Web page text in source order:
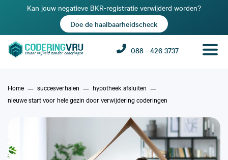
Kan jouw negatieve BKR-registratie verwijderd worden?
Doe de haalbaarheidscheck
088 - 426 3737
Home succesverhalen
hypotheek afsluiten
nieuwe start voor hele gezin door verwijdering coderingen